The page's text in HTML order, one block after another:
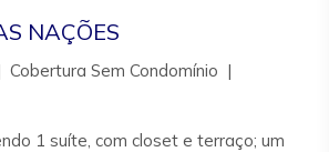
NAÇÕES
Cobertura Sem Condomínio |
1 suíte, com closet e terraço; um